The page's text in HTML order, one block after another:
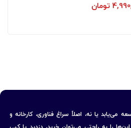
تومان
می‌یابد یا نه، اصلاً سراغ فناوری، کارخانه و